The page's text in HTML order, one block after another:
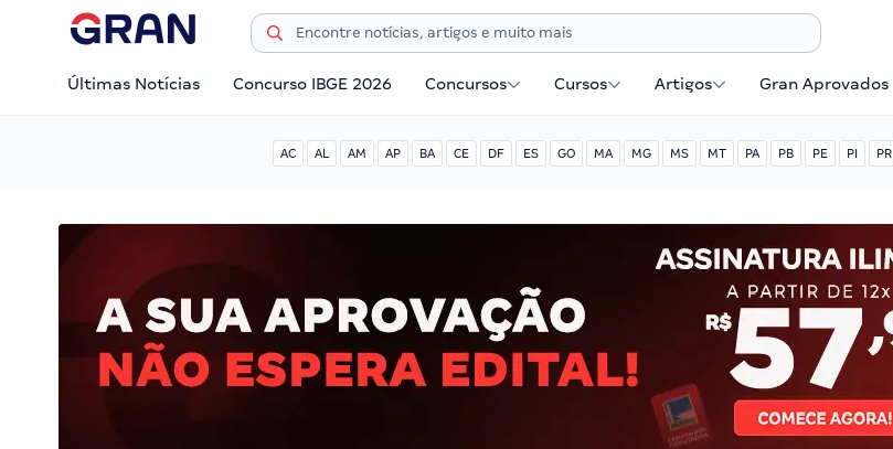
Últimas Notícias Concurso IBGE 2026 Concursos Cursos Artigos Gran Aprovados
AC AL AM AP BA CE DF ES GO MA MG MS MT PA PB PE PI PR